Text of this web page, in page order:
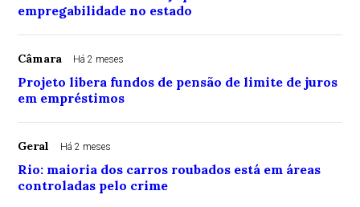
empregabilidade no estado
Câmara Há 2 meses
Projeto libera fundos de pensão de limite de juros
em empréstimos
Geral Há 2 meses
Rio: maioria dos carros roubados está em áreas
controladas pelo crime